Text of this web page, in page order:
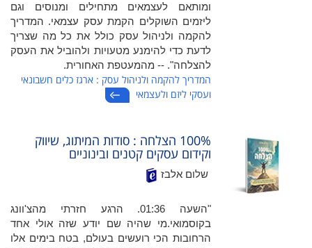
ומותאם לעצמאים מתחילים ומנוסים וגם
ליזמים השוקלים הקמת עסק עצמאי. המדריך
להקמה ולניהול עסק כולל את כל מה שצריך
לדעת כדי להימנע מטעויות ולהוביל את העסק
להצלחה". -- מהמעטפת האחורית.
המדריך להקמה ולניהול עסק : ארגז כלים חשבונאי
ועסקי ליזם ולעצמאי
100% הצלחה : סודות המיתוג, שיווק
וקידום עסקים קטנים ובינוניים
שלום אלבז
"השעה 01:36. הרגע חזרתי מהצ'וונג
בקוסמואי.מי שהיה שם יודע שזה אולי אחד
הרחובות הכי רועשים בעולם, בטח בימים אלו